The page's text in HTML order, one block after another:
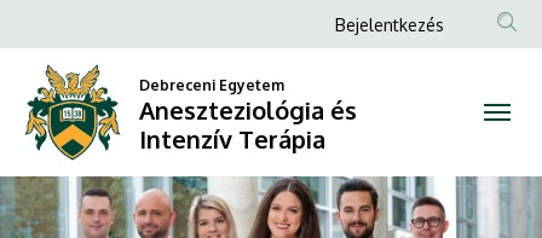
és
Intenzív
Terápia
Anonim
fiók
menüje
Bejelentkezés
Debreceni Egyetem
Aneszteziológia és
Intenzív Terápia
DIAVETÍTÉS